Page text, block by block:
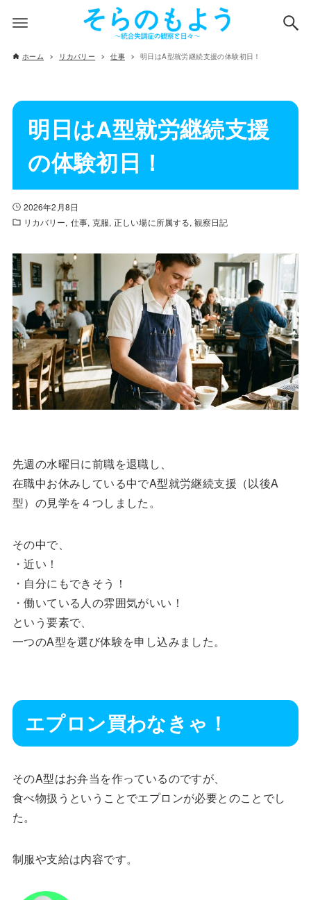
ホーム リカバリー 仕事 明日はA型就労継続支援の体験初日！
明日はA型就労継続支援
の体験初日！
2026年2月8日
リカバリー 仕事 克服 正しい場に所属する 観察日記
先週の水曜日に前職を退職し、
在職中お休みしている中でA型就労継続支援（以後A
型）の見学を４つしました。
その中で、
・近い！
・自分にもできそう！
・働いている人の雰囲気がいい！
という要素で、
一つのA型を選び体験を申し込みました。
エプロン買わなきゃ！
そのA型はお弁当を作っているのですが、
食べ物扱うということでエプロンが必要とのことでし
た。
制服や支給は内容です。